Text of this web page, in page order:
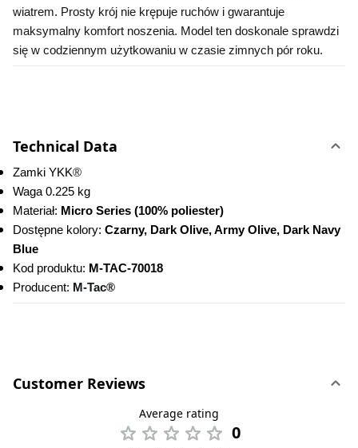
wiatrem. Prosty krój nie krępuje ruchów i gwarantuje
maksymalny komfort noszenia. Model ten doskonale sprawdzi
się w codziennym użytkowaniu w czasie zimnych pór roku.
Technical Data
Zamki YKK®
Waga 0.225 kg
Materiał: Micro Series (100% poliester)
Dostępne kolory: Czarny, Dark Olive, Army Olive, Dark Navy
Blue
Kod produktu: M-TAC-70018
Producent: M-Tac®
Customer Reviews
Average rating
0